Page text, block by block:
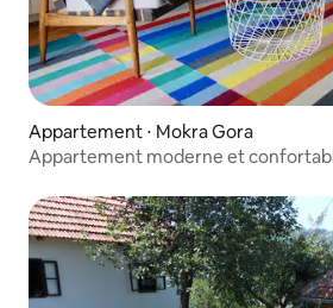
Appartement ⋅ Mokra Gora
Appartement moderne et